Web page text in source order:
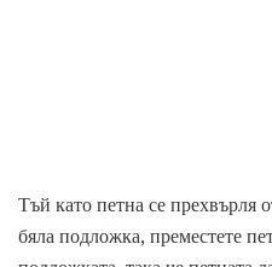
Тъй като петна се прехвърля
бяла подложка, преместете